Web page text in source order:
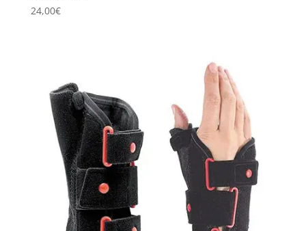
24,00€